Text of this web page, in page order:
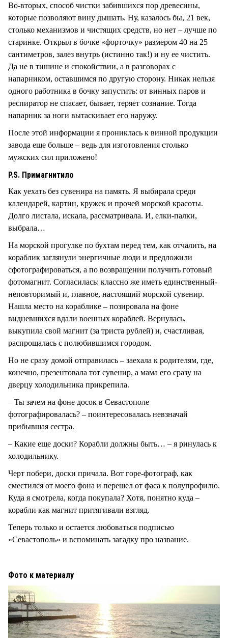
Во-вторых, способ чистки забившихся пор древесины,
которые позволяют вину дышать. Ну, казалось бы, 21 век,
столько механизмов и чистящих средств, но нет – лучше по
старинке. Открыл в бочке «форточку» размером 40 на 25
сантиметров, залез внутрь (истинно так!) и ну ее чистить.
Да не в тишине и спокойствии, а в разговорах с
напарником, оставшимся по другую сторону. Никак нельзя
одного работника в бочку запустить: от винных паров и
респиратор не спасает, бывает, теряет сознание. Тогда
напарник за ноги вытаскивает его наружу.
После этой информации я прониклась к винной продукции
завода еще больше – ведь для изготовления столько
мужских сил приложено!
P.S. Примагнитило
Как уехать без сувенира на память. Я выбирала среди
календарей, картин, кружек и прочей морской красоты.
Долго листала, искала, рассматривала. И, елки-палки,
выбрала…
На морской прогулке по бухтам перед тем, как отчалить, на
кораблик заглянули энергичные люди и предложили
сфотографироваться, а по возвращении получить готовый
фотомагнит. Согласилась: классно же иметь единственный-
неповторимый и, главное, настоящий морской сувенир.
Нашла место на кораблике – позировала на фоне
видневшихся вдали военных кораблей. Вернулась,
выкупила свой магнит (за триста рублей) и, счастливая,
распрощалась с полюбившимся городом.
Но не сразу домой отправилась – заехала к родителям, где,
конечно, презентовала тот сувенир, а мама его сразу на
дверцу холодильника прикрепила.
– Ты зачем на фоне досок в Севастополе
фотографировалась? – поинтересовалась невзначай
прибывшая сестра.
– Какие еще доски? Корабли должны быть… – я ринулась к
холодильнику.
Черт побери, доски причала. Вот горе-фотограф, как
сместился от моего фона и перешел от фаса к полупрофилю.
Куда я смотрела, когда покупала? Хотя, понятно куда –
корабли как магнит притягивали взгляд.
Теперь только и остается любоваться подписью
«Севастополь» и вспоминать загадку про название.
Фото к материалу